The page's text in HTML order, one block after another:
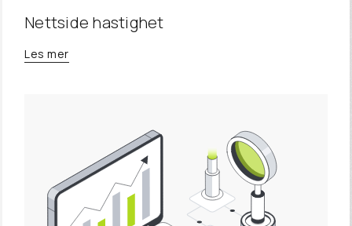
Nettside hastighet
Les mer